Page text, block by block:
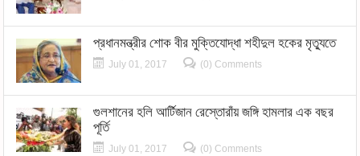
প্রধানমন্ত্রীর শোক বীর মুক্তিযোদ্ধা শহীদুল হকের মৃত্যুতে
July 01, 2017 (0) Comments
গুলশানের হলি আর্টিজান রেস্তোরাঁয় জঙ্গি হামলার এক বছর
পূর্তি
July 01, 2017 (0) Comments